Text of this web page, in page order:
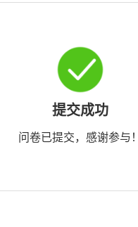
提交成功
问卷已提交，感谢参与！